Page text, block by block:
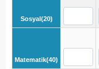
Sosyal(20)
Matematik(40)